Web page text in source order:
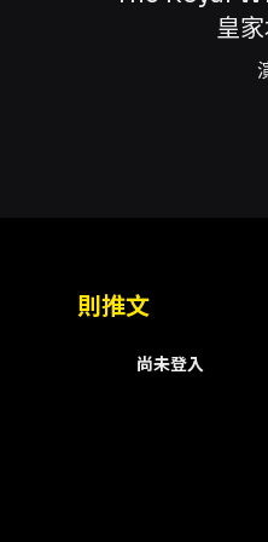
皇
則推文
尚未登入